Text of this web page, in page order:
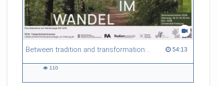
Between tradition and transformation: how owners, advisers and institutions co-create knowledge for resilient forests in Europe 54:13
54:13 duration
110